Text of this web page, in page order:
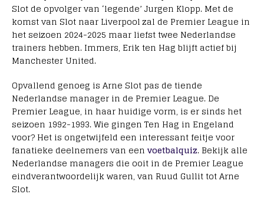
Slot de opvolger van ‘legende’ Jurgen Klopp. Met de
komst van Slot naar Liverpool zal de Premier League in
het seizoen 2024-2025 maar liefst twee Nederlandse
trainers hebben. Immers, Erik ten Hag blijft actief bij
Manchester United.
Opvallend genoeg is Arne Slot pas de tiende
Nederlandse manager in de Premier League. De
Premier League, in haar huidige vorm, is er sinds het
seizoen 1992-1993. Wie gingen Ten Hag in Engeland
voor? Het is ongetwijfeld een interessant feitje voor
fanatieke deelnemers van een voetbalquiz. Bekijk alle
Nederlandse managers die ooit in de Premier League
eindverantwoordelijk waren, van Ruud Gullit tot Arne
Slot.